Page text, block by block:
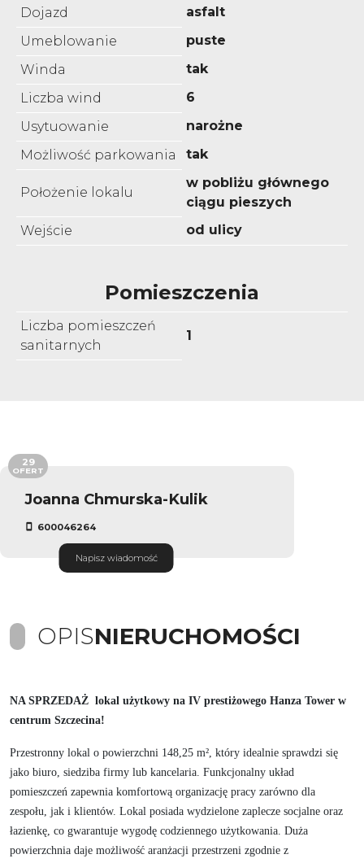
Dojazd
asfalt
Umeblowanie
puste
Winda
tak
Liczba wind
6
Usytuowanie
narożne
Możliwość parkowania
tak
Położenie lokalu
w pobliżu głównego
ciągu pieszych
Wejście
od ulicy
Pomieszczenia
Liczba pomieszczeń
sanitarnych
1
Joanna Chmurska-Kulik
600046264
Napisz wiadomość
29
OFERT
OPISNIERUCHOMOŚCI
NA SPRZEDAŻ lokal użytkowy na IV prestiżowego Hanza Tower w
centrum Szczecina!
Przestronny lokal o powierzchni 148,25 m², który idealnie sprawdzi się
jako biuro, siedziba firmy lub kancelaria. Funkcjonalny układ
pomieszczeń zapewnia komfortową organizację pracy zarówno dla
zespołu, jak i klientów. Lokal posiada wydzielone zaplecze socjalne oraz
łazienkę, co gwarantuje wygodę codziennego użytkowania. Duża
powierzchnia daje możliwość aranżacji przestrzeni zgodnie z